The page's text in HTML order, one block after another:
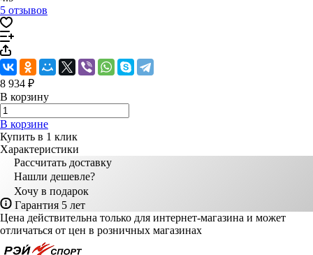
5 отзывов
8 934 ₽
В корзину
В корзине
Купить в 1 клик
Характеристики
Рассчитать доставку
Нашли дешевле?
Хочу в подарок
Гарантия 5 лет
Цена действительна только для интернет-магазина и может
отличаться от цен в розничных магазинах